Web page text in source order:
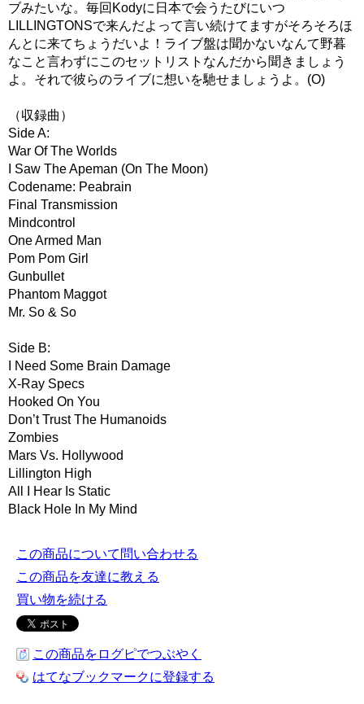
ブみたいな。毎回Kodyに日本で会うたびにいつ
LILLINGTONSで来んだよって言い続けてますがそろそろほ
んとに来てちょうだいよ！ライブ盤は聞かないなんて野暮
なこと言わずにこのセットリストなんだから聞きましょう
よ。それで彼らのライブに想いを馳せましょうよ。(O)
（収録曲）
Side A:
War Of The Worlds
I Saw The Apeman (On The Moon)
Codename: Peabrain
Final Transmission
Mindcontrol
One Armed Man
Pom Pom Girl
Gunbullet
Phantom Maggot
Mr. So & So
Side B:
I Need Some Brain Damage
X-Ray Specs
Hooked On You
Don’t Trust The Humanoids
Zombies
Mars Vs. Hollywood
Lillington High
All I Hear Is Static
Black Hole In My Mind
この商品について問い合わせる
この商品を友達に教える
買い物を続ける
この商品をログピでつぶやく
はてなブックマークに登録する